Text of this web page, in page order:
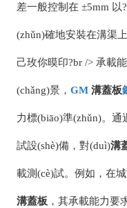
差一般控制在 ±5mm 以
(zhǔn)確地安裝在溝渠
己玫你暯印?br /> 承載
(chǎng)景，GM 溝蓋板
力標(biāo)準(zhǔn)
試設(shè)備，對(duì)溝
載測(cè)試。例如
溝蓋板 ，其承載能